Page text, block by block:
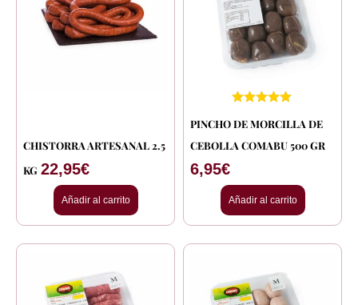
CHISTORRA ARTESANAL 2.5
KG 22,95€
Añadir al carrito
PINCHO DE MORCILLA DE
CEBOLLA COMABU 500 GR
6,95€
Añadir al carrito